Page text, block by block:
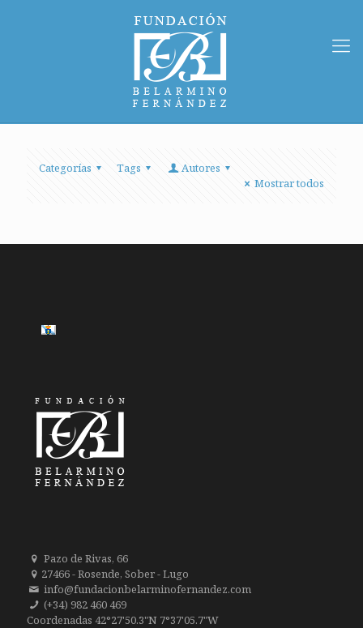
Categorías Tags
Autores
Mostrar todos
Pazo de Rivas, 66
27466 - Rosende, Sober - Lugo
info@fundacionbelarminofernandez.com
(+34) 982 460 469
Coordenadas 42°27'50.3"N 7°37'05.7"W